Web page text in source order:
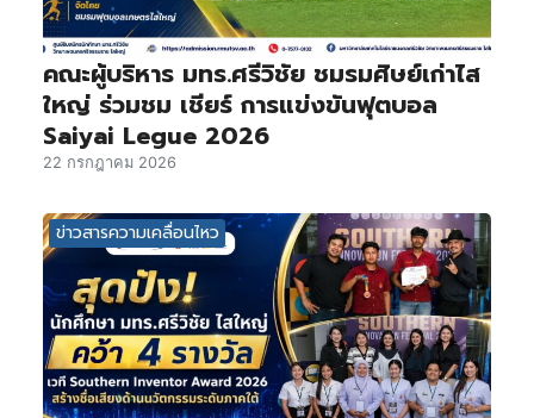
คณะผู้บริหาร มทร.ศรีวิชัย ชมรมศิษย์เก่าไส
ใหญ่ ร่วมชม เชียร์ การแข่งขันฟุตบอล
Saiyai Legue 2026
22 กรกฎาคม 2026
ข่าวสารความเคลื่อนไหว